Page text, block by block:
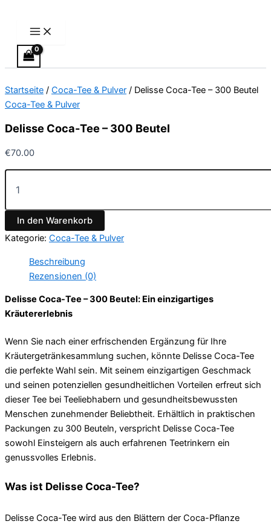
springen
Startseite / Coca-Tee & Pulver / Delisse Coca-Tee – 300 Beutel
Coca-Tee & Pulver
Delisse Coca-Tee – 300 Beutel
€70.00
Beutel
In den Warenkorb
Kategorie: Coca-Tee & Pulver
Beschreibung
Rezensionen (0)
Delisse Coca-Tee – 300 Beutel: Ein einzigartiges
Kräutererlebnis
Wenn Sie nach einer erfrischenden Ergänzung für Ihre
Kräutergetränkesammlung suchen, könnte Delisse Coca-Tee
die perfekte Wahl sein. Mit seinem einzigartigen Geschmack
und seinen potenziellen gesundheitlichen Vorteilen erfreut sich
dieser Tee bei Teeliebhabern und gesundheitsbewussten
Menschen zunehmender Beliebtheit. Erhältlich in praktischen
Packungen zu 300 Beuteln, verspricht Delisse Coca-Tee
sowohl Einsteigern als auch erfahrenen Teetrinkern ein
genussvolles Erlebnis.
Was ist Delisse Coca-Tee?
Delisse Coca-Tee wird aus den Blättern der Coca-Pflanze